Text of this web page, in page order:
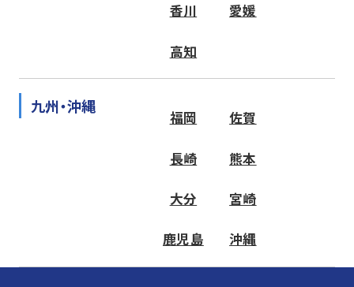
香川 愛媛
高知
九州・沖縄
福岡 佐賀
長崎 熊本
大分 宮崎
鹿児島 沖縄